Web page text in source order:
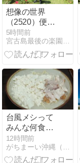
想像の世界
（2520）便秘
の原因は食べ
過ぎのよう
だ。
5時間前
宮古島最後の楽園計画
台風メシって
みんな何食べ
る？
12時間前